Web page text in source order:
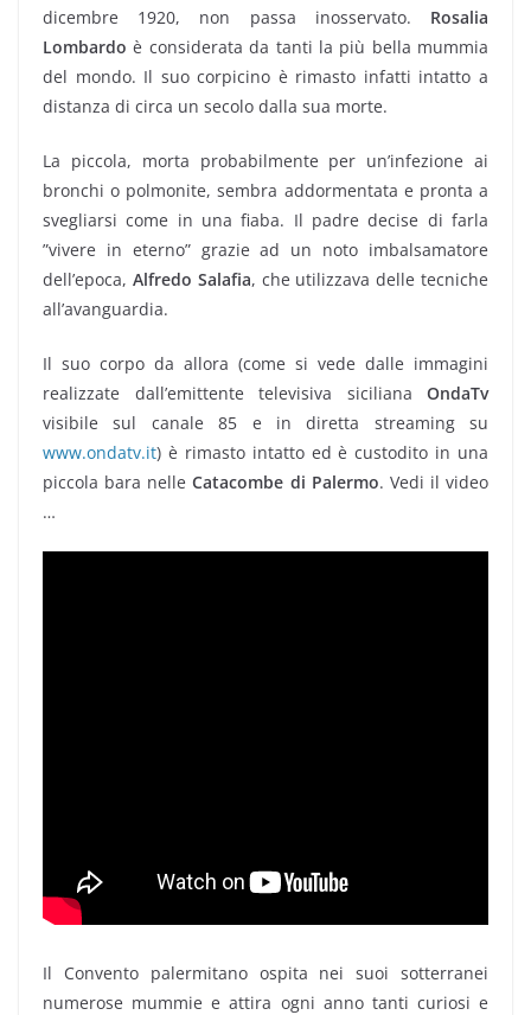
dicembre 1920, non passa inosservato. Rosalia
Lombardo è considerata da tanti la più bella mummia
del mondo. Il suo corpicino è rimasto infatti intatto a
distanza di circa un secolo dalla sua morte.
La piccola, morta probabilmente per un’infezione ai
bronchi o polmonite, sembra addormentata e pronta a
svegliarsi come in una fiaba. Il padre decise di farla
”vivere in eterno” grazie ad un noto imbalsamatore
dell’epoca, Alfredo Salafia, che utilizzava delle tecniche
all’avanguardia.
Il suo corpo da allora (come si vede dalle immagini
realizzate dall’emittente televisiva siciliana OndaTv
visibile sul canale 85 e in diretta streaming su
www.ondatv.it) è rimasto intatto ed è custodito in una
piccola bara nelleCatacombe di Palermo. Vedi il video
…
Il Convento palermitano ospita nei suoi sotterranei
numerose mummie e attira ogni anno tanti curiosi e